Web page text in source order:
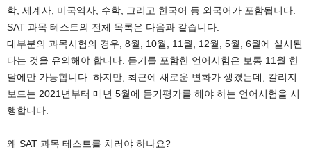
학, 세계사, 미국역사, 수학, 그리고 한국어 등 외국어가 포함됩니다.
SAT 과목 테스트의 전체 목록은 다음과 같습니다.
대부분의 과목시험의 경우, 8월, 10월, 11월, 12월, 5월, 6월에 실시된
다는 것을 유의해야 합니다. 듣기를 포함한 언어시험은 보통 11월 한
달에만 가능합니다. 하지만, 최근에 새로운 변화가 생겼는데, 칼리지
보드는 2021년부터 매년 5월에 듣기평가를 해야 하는 언어시험을 시
행합니다.
왜 SAT 과목 테스트를 치러야 하나요?